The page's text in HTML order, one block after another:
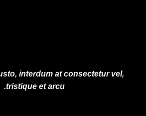
interdum at consectetur vel,
tristique et arcu.